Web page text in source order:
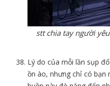
stt chia tay người
​​​​Lý do của mỗi lần sụp
ồn ào, nhưng chỉ có bạn